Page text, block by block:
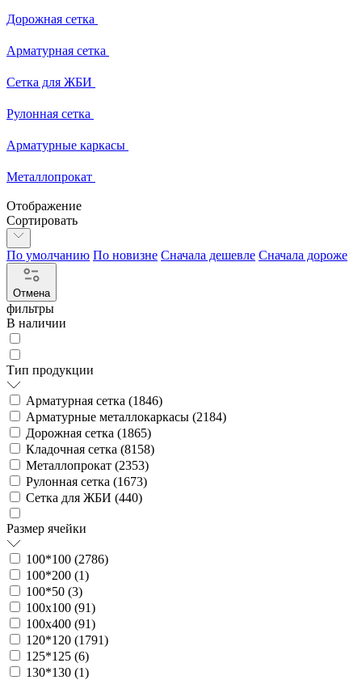
Дорожная сетка
Арматурная сетка
Сетка для ЖБИ
Рулонная сетка
Арматурные каркасы
Металлопрокат
Отображение
Сортировать
По умолчанию По новизне Сначала дешевле Сначала дороже
Отмена
фильтры
В наличии
Тип продукции
Арматурная сетка (1846)
Арматурные металлокаркасы (2184)
Дорожная сетка (1865)
Кладочная сетка (8158)
Металлопрокат (2353)
Рулонная сетка (1673)
Сетка для ЖБИ (440)
Размер ячейки
100*100 (2786)
100*200 (1)
100*50 (3)
100х100 (91)
100х400 (91)
120*120 (1791)
125*125 (6)
130*130 (1)